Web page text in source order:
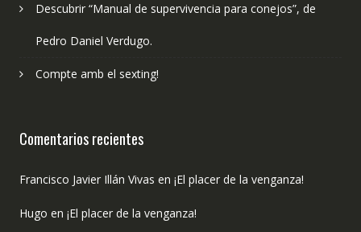
Descubrir “Manual de supervivencia para conejos”, de
Pedro Daniel Verdugo.
Compte amb el sexting!
Comentarios recientes
Francisco Javier Illán Vivas en ¡El placer de la venganza!
Hugo en ¡El placer de la venganza!